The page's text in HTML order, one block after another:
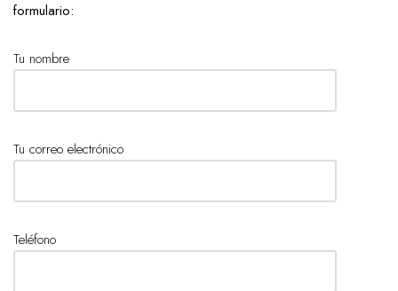
formulario:
Tu nombre
Tu correo electrónico
Teléfono